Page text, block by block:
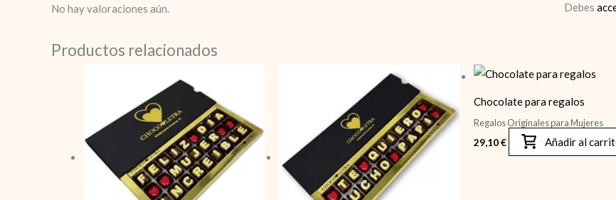
No hay valoraciones aún. Debes
Productos relacionados
Chocolate para regalos
Regalos Originales para Mujeres
29,10€ Añadir al